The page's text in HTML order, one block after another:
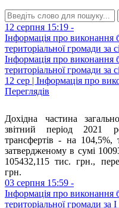
12 серпня 15:19 -
Інформація про виконання
територіальної громади за
Інформація про виконання
територіальної громади за
12 сер | Інформація про
Переглядів
Дохідна частина
звітний період 2021
трансфертів - на 104,5%,
затвердженому в сумі
105432,115 тис. грн.,
грн.
03 серпня 15:59 -
Інформація про виконання
територіальної громади за